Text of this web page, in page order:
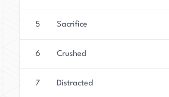
5 Sacrifice
6 Crushed
7 Distracted